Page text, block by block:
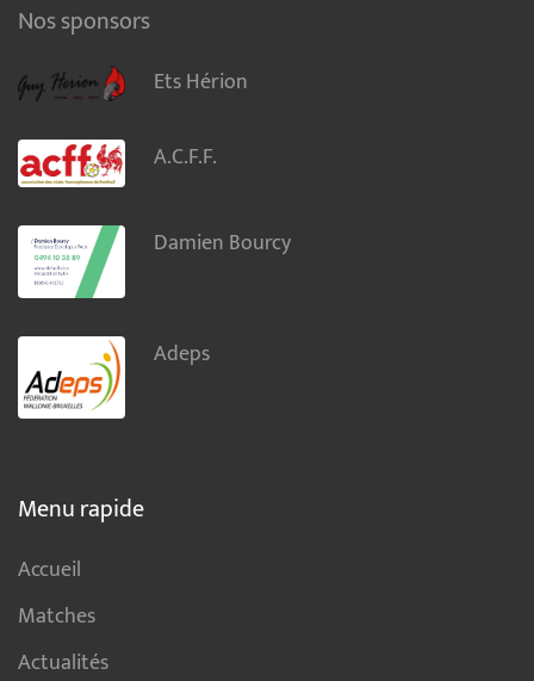
Nos sponsors
Ets Hérion
A.C.F.F.
Damien Bourcy
Adeps
Menu rapide
Accueil
Matches
Actualités